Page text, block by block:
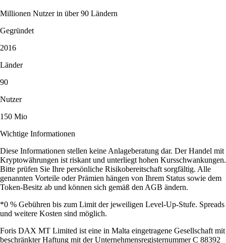
Millionen Nutzer in über 90 Ländern
Gegründet
2016
Länder
90
Nutzer
150 Mio
Wichtige Informationen
Diese Informationen stellen keine Anlageberatung dar. Der Handel mit
Kryptowährungen ist riskant und unterliegt hohen Kursschwankungen.
Bitte prüfen Sie Ihre persönliche Risikobereitschaft sorgfältig. Alle
genannten Vorteile oder Prämien hängen von Ihrem Status sowie dem
Token-Besitz ab und können sich gemäß den AGB ändern.
*0 % Gebühren bis zum Limit der jeweiligen Level-Up-Stufe. Spreads
und weitere Kosten sind möglich.
Foris DAX MT Limited ist eine in Malta eingetragene Gesellschaft mit
beschränkter Haftung mit der Unternehmensregisternummer C 88392